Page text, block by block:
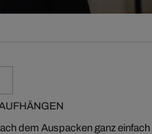
dem Auspacken ganz einfach